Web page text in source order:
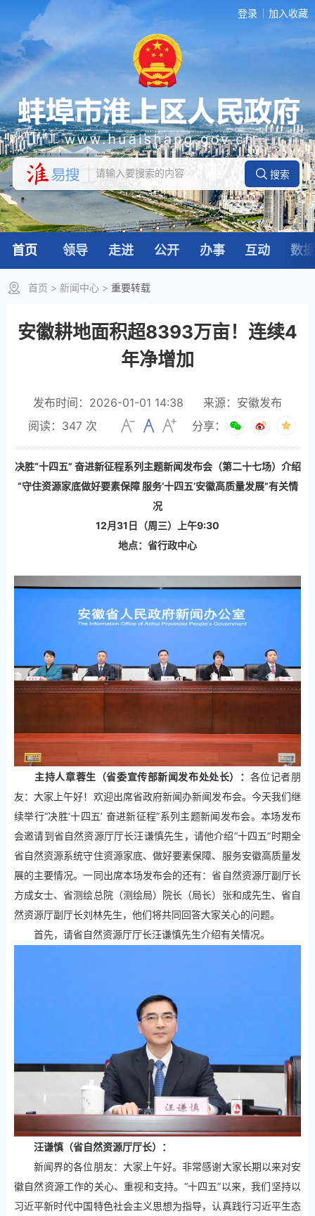
登录 加入收藏
首页 领导 走进 公开 办事 互动 数
首页 > 新闻中心 > 重要转载
安徽耕地面积超8393万亩！连续4
年净增加
发布时间：2026-01-01 14:38
来源：安徽发布
阅读： 347次 分享：
决胜“十四五” 奋进新征程系列主题新闻发布会（第二十七场）介绍
“守住资源家底做好要素保障 服务‘十四五’安徽高质量发展”有关情
况
12月31日（周三）上午9:30
地点：省行政中心
主持人章蓉生（省委宣传部新闻发布处处长）： 各位记者朋
友：大家上午好！欢迎出席省政府新闻办新闻发布会。今天我们继
续举行“决胜‘十四五’ 奋进新征程”系列主题新闻发布会。本场发布
会邀请到省自然资源厅厅长汪谦慎先生，请他介绍“十四五”时期全
省自然资源系统守住资源家底、做好要素保障、服务安徽高质量发
展的主要情况。一同出席本场发布会的还有：省自然资源厅副厅长
方成女士、省测绘总院（测绘局）院长（局长）张和成先生、省自
然资源厅副厅长刘林先生，他们将共同回答大家关心的问题。
首先，请省自然资源厅厅长汪谦慎先生介绍有关情况。
汪谦慎（省自然资源厅厅长）：
新闻界的各位朋友：大家上午好。非常感谢大家长期以来对安
徽自然资源工作的关心、重视和支持。“十四五”以来，我们坚持以
习近平新时代中国特色社会主义思想为指导，认真践行习近平生态